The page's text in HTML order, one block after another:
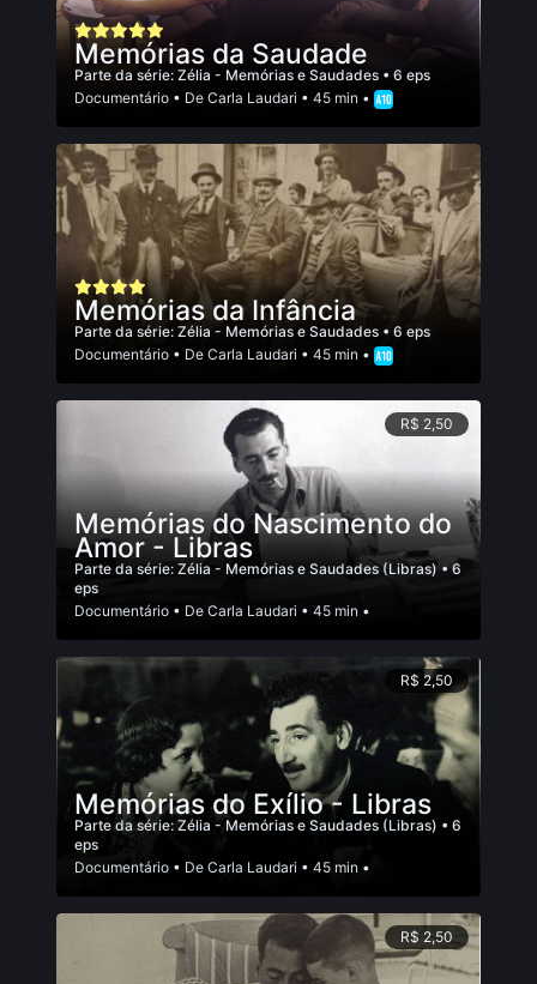
Memórias da Saudade
Parte da série: Zélia - Memórias e Saudades • 6 eps
Documentário • De Carla Laudari • 45 min •
Memórias da Infância
Parte da série: Zélia - Memórias e Saudades • 6 eps
Documentário • De Carla Laudari • 45 min •
R$ 2,50
Memórias do Nascimento do
Amor - Libras
Parte da série: Zélia - Memórias e Saudades (Libras) • 6
eps
Documentário • De Carla Laudari • 45 min •
R$ 2,50
Memórias do Exílio - Libras
Parte da série: Zélia - Memórias e Saudades (Libras) • 6
eps
Documentário • De Carla Laudari • 45 min •
R$ 2,50